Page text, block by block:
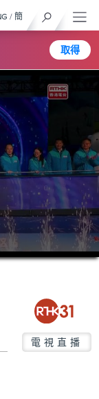
取得
/ 簡
電視直播